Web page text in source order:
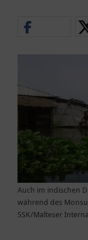
Auch im indischen
während des
SSK/Malteser